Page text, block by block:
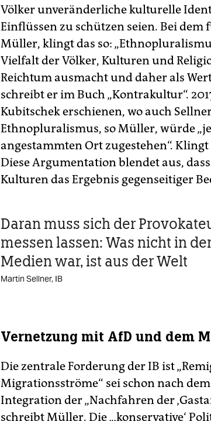
Völker unveränderliche kulturelle
Einflüssen zu schützen seien. Bei
Müller, klingt das so:
Vielfalt der Völker, Kulturen und
Reichtum ausmacht und daher als
schreibt er im Buch „Kontrakultur“.
Kubitschek erschienen, wo auch
Ethnopluralismus, so Müller, würde
angestammten Ort zugestehen“.
Diese Argumentation blendet aus,
Kulturen das Ergebnis gegenseitiger
Daran muss sich der
messen lassen: Was nicht in
Medien war, ist aus der Welt
Martin Sellner, IB
Vernetzung mit AfD und dem
Die zentrale Forderung der IB ist
Migrationsströme“ sei schon nach
Integration der „Nachfahren der
schreibt Müller. Die „‚konservative‘